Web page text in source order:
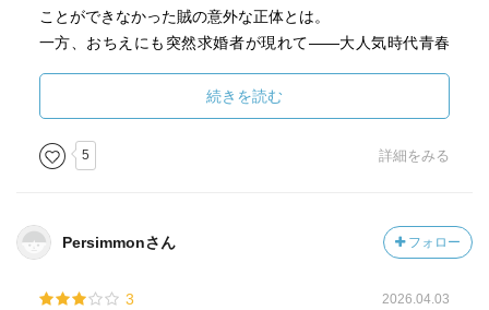
ことができなかった賊の意外な正体とは。
一方、おちえにも突然求婚者が現れて――大人気時代青春
続きを読む
5 詳細をみる
Persimmonさん フォロー
3 2026.04.03